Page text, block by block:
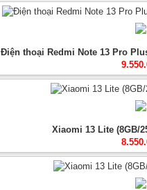
Điện thoại Redmi Note 13 Pro
Xiaomi 13 Lite (8GB/